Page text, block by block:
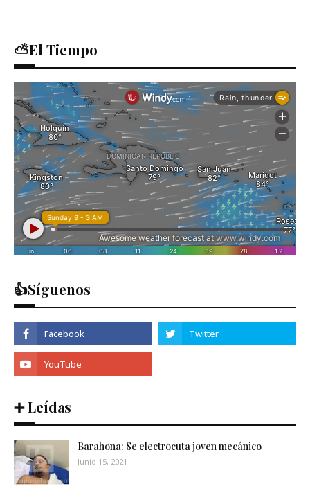
⛅El Tiempo
👍Síguenos
➕ Leídas
Barahona: Se electrocuta joven mecánico
Junio 15, 2021